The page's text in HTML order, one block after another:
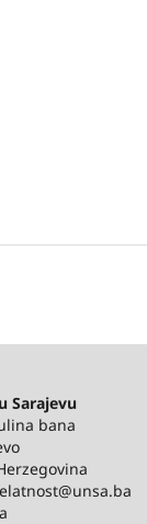
Sarajevu
bana